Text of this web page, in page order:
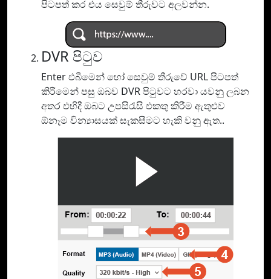
පිටපත් කර එය සෙවුම් තීරුවට අලවන්න.
DVR පිටුව
Enter එබීමෙන් හෝ සෙවුම් තීරුවේ URL පිටපත්
කිරීමෙන් පසු ඔබව DVR පිටුවට හරවා යවනු ලබන
අතර එහිදී ඔබට උපසිරැසි එකතු කිරීම ඇතුළුව
ඕනෑම වින්‍යාසයක් සැකසීමට හැකි වනු ඇත..